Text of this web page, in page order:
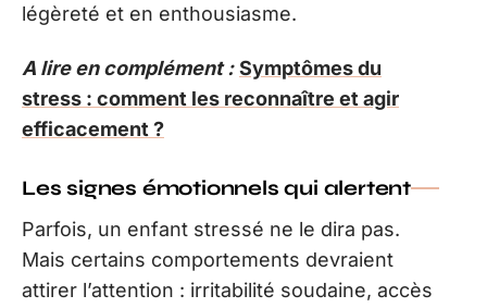
légèreté et en enthousiasme.
A lire en complément : Symptômes du
stress : comment les reconnaître et agir
efficacement ?
Les signes émotionnels qui alertent
Parfois, un enfant stressé ne le dira pas.
Mais certains comportements devraient
attirer l’attention : irritabilité soudaine, accès